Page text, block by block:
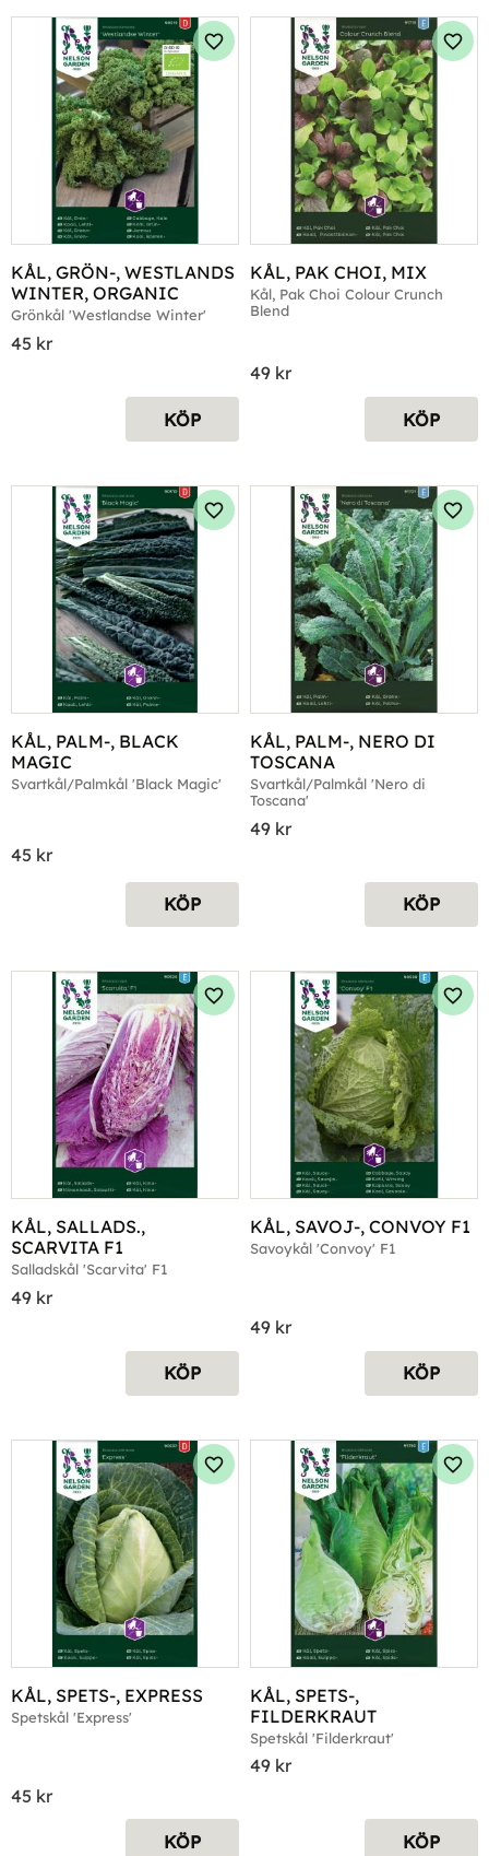
KÅL, GRÖN-, WESTLANDS
WINTER, ORGANIC
Grönkål 'Westlandse Winter'
45 kr
Lägg till i favoriter
KÖP
KÅL, PAK CHOI, MIX
Kål, Pak Choi Colour Crunch
Blend
49 kr
KÖP
KÅL, PALM-, BLACK
MAGIC
Svartkål/Palmkål 'Black Magic'
45 kr
Lägg till i favoriter
KÖP
KÅL, PALM-, NERO DI
TOSCANA
Svartkål/Palmkål 'Nero di
Toscana'
49 kr
KÖP
KÅL, SALLADS.,
SCARVITA F1
Salladskål 'Scarvita' F1
49 kr
Lägg till i favoriter
KÖP
KÅL, SAVOJ-, CONVOY F1
Savoykål 'Convoy' F1
49 kr
KÖP
KÅL, SPETS-, EXPRESS
Spetskål 'Express'
45 kr
Lägg till i favoriter
KÖP
KÅL, SPETS-,
FILDERKRAUT
Spetskål 'Filderkraut'
49 kr
KÖP